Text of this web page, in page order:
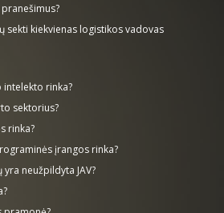
sekti kiekvienas logistikos vadovas
rinka?
sektorius?
rinka?
įrangos rinka?
neužpildyta JAV?